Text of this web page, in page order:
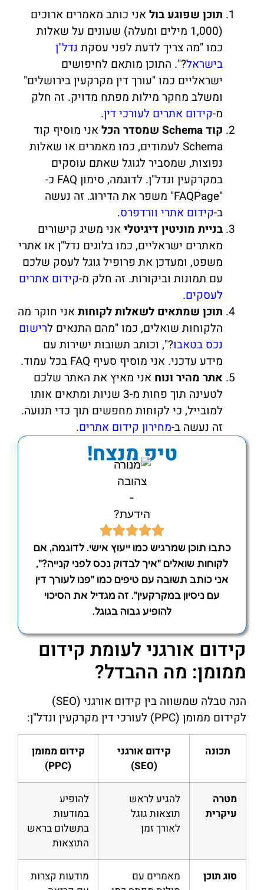
תוכן שפוגע בול אני כותב מאמרים ארוכים
(1,000 מילים ומעלה) שעונים על שאלות
כמו "מה צריך לדעת לפני עסקת נדל"ן
בישראל?". התוכן מותאם לחיפושים
ישראליים כמו "עורך דין מקרקעין בירושלים"
ומשלב מחקר מילות מפתח מדויק. זה חלק
מ-קידום אתרים לעורכי דין.
קוד Schema שמסדר הכל
אני מוסיף קוד
Schema לעמודים, כמו מאמרים או שאלות
נפוצות, שמסביר לגוגל שאתם עוסקים
במקרקעין ונדל"ן. לדוגמה, סימון FAQ כ-
"FAQPage" משפר את הדירוג. זה נעשה
ב-קידום אתרי וורדפרס.
בניית מוניטין דיגיטלי אני משיג קישורים
מאתרים ישראליים, כמו בלוגים נדל"ן או אתרי
משפט, ומעדכן את פרופיל גוגל לעסק שלכם
עם תמונות וביקורות. זה חלק מ-קידום אתרים
לעסקים.
תוכן שמתאים לשאלות לקוחות אני חוקר מה
הלקוחות שואלים, כמו "מהם התנאים לרישום
נכס בטאבו?", וכותב תשובות ישירות עם
מידע עדכני. אני מוסיף סעיף FAQ בכל עמוד.
אתר מהיר ונוח אני מאיץ את האתר שלכם
לטעינה תוך פחות מ-3 שניות ומתאים אותו
למובייל, כי לקוחות מחפשים תוך כדי תנועה.
זה נעשה ב-מחירון קידום אתרים.
טיפ מנצח!
כתבו תוכן שמרגיש כמו ייעוץ אישי. לדוגמה, אם
לקוחות שואלים "איך לבדוק נכס לפני קנייה?",
אני כותב תשובה עם טיפים כמו "פנו לעורך דין
עם ניסיון במקרקעין". זה מגדיל את הסיכוי
להופיע גבוה בגוגל.
קידום אורגני לעומת קידום
ממומן: מה ההבדל?
הנה טבלה שמשווה בין קידום אורגני (SEO)
לקידום ממומן (PPC) לעורכי דין מקרקעין ונדל"ן:
תכונה
קידום אורגני
(SEO)
קידום ממומן
(PPC)
מטרה
עיקרית
להגיע לראש
תוצאות גוגל
לאורך זמן
להופיע
במודעות
בתשלום בראש
התוצאות
סוג תוכן
מאמרים עם
מודעות קצרות